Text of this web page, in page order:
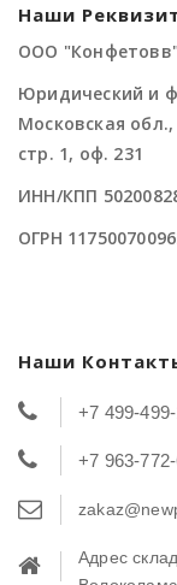
Наши
ООО "Конфетовв"
Юридический и
Московская
стр. 1, оф. 231
ИНН/КПП
ОГРН
Наши
+7 499-
+7 963-
Адрес